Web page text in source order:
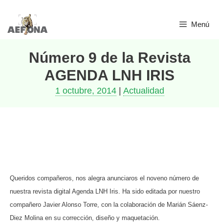
Saltar
Menú
Número 9 de la Revista
AGENDA LNH IRIS
1 octubre, 2014| Actualidad
Queridos compañeros, nos alegra anunciaros el noveno número de
nuestra revista digital Agenda LNH Iris. Ha sido editada por nuestro
compañero Javier Alonso Torre, con la colaboración de Marián Sáenz-
Diez Molina en su corrección, diseño y maquetación.